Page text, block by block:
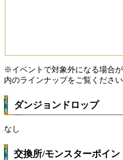
※イベントで対象外になる場合
内のラインナップをご覧ください
ダンジョンドロップ
なし
交換所/モンスターポイン